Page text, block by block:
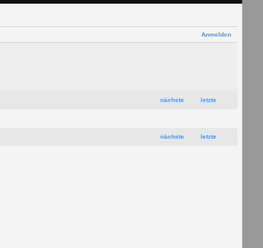
Anmelden
nächste letzte
nächste letzte